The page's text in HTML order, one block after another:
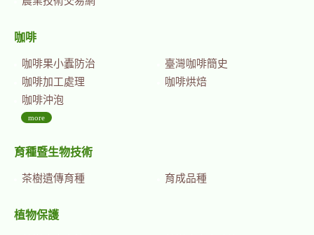
咖啡
咖啡果小蠹防治
臺灣咖啡簡史
咖啡加工處理
咖啡烘焙
咖啡沖泡
more
育種暨生物技術
茶樹遺傳育種 育成品種
植物保護